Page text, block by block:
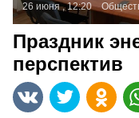
26 июня , 12:20
Праздник
перспектив